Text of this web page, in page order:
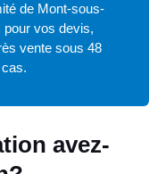
avez-
de Mont-sous-
pour vos devis,
vente sous 48